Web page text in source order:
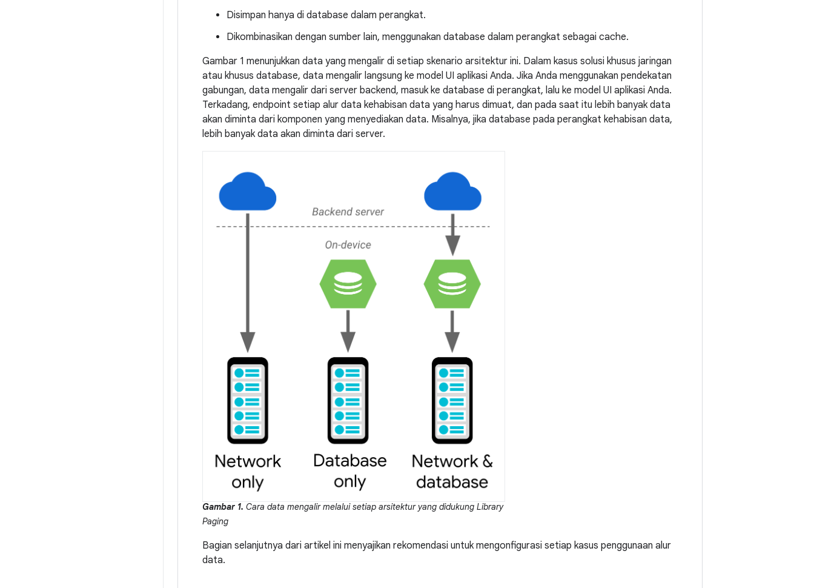
Disimpan hanya di database dalam perangkat.
Dikombinasikan dengan sumber lain, menggunakan database dalam perangkat sebagai cache.
Gambar 1 menunjukkan data yang mengalir di setiap skenario arsitektur ini. Dalam kasus solusi khusus jaringan
atau khusus database, data mengalir langsung ke model UI aplikasi Anda. Jika Anda menggunakan pendekatan
gabungan, data mengalir dari server backend, masuk ke database di perangkat, lalu ke model UI aplikasi Anda.
Terkadang, endpoint setiap alur data kehabisan data yang harus dimuat, dan pada saat itu lebih banyak data
akan diminta dari komponen yang menyediakan data. Misalnya, jika database pada perangkat kehabisan data,
lebih banyak data akan diminta dari server.
Gambar 1. Cara data mengalir melalui setiap arsitektur yang didukung Library
Paging
Bagian selanjutnya dari artikel ini menyajikan rekomendasi untuk mengonfigurasi setiap kasus penggunaan alur
data.